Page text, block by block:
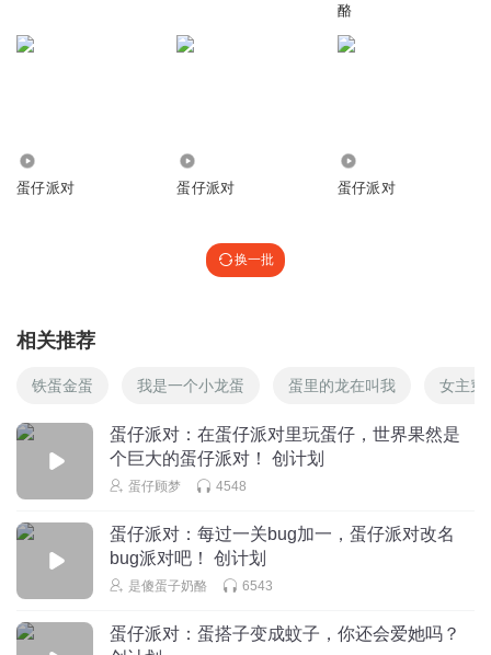
酪
蛋仔派对 蛋仔派对 蛋仔派对
换一批
相关推荐
铁蛋金蛋 我是一个小龙蛋 蛋里的龙在叫我 女主穿
蛋仔派对：在蛋仔派对里玩蛋仔，世界果然是
个巨大的蛋仔派对！ 创计划
蛋仔顾梦 4548
蛋仔派对：每过一关bug加一，蛋仔派对改名
bug派对吧！ 创计划
是傻蛋子奶酪 6543
蛋仔派对：蛋搭子变成蚊子，你还会爱她吗？